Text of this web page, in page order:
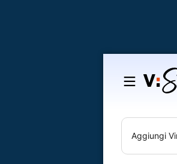
Salta
contenuto
Aggiungi